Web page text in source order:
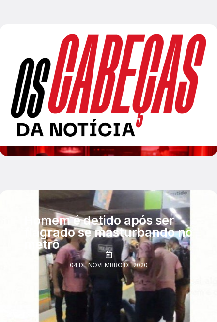
Homem é detido após ser
flagrado se masturbando no
metrô
04 DE NOVEMBRO DE 2020